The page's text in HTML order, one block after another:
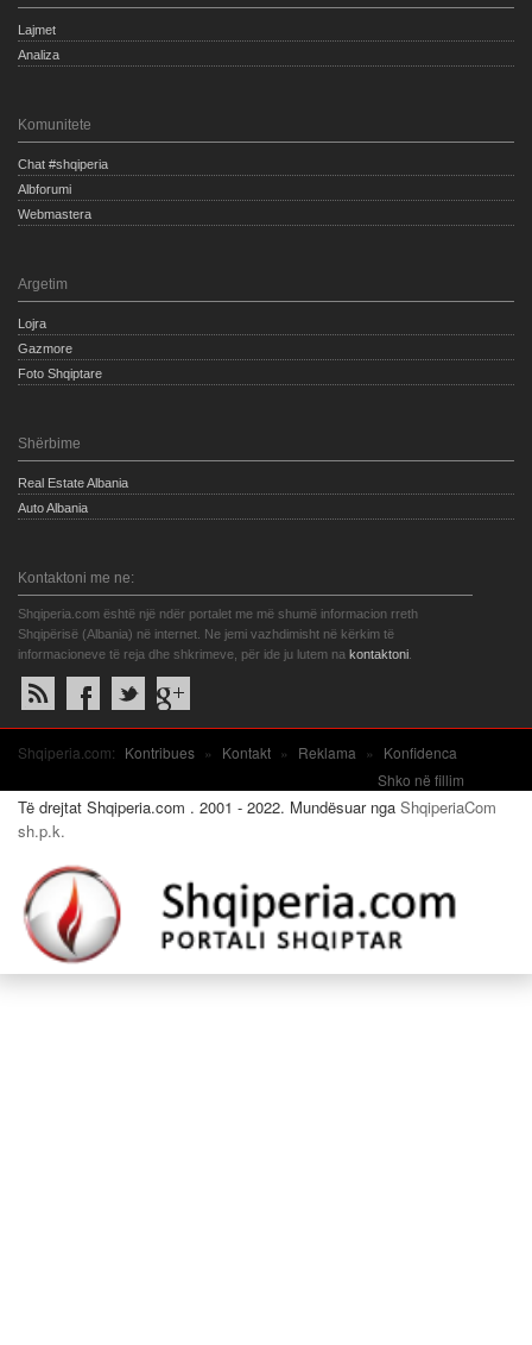
Lajmet
Analiza
Komunitete
Chat #shqiperia
Albforumi
Webmastera
Argetim
Lojra
Gazmore
Foto Shqiptare
Shërbime
Real Estate Albania
Auto Albania
Kontaktoni me ne:
Shqiperia.com është një ndër portalet me më shumë informacion rreth
Shqipërisë (Albania) në internet. Ne jemi vazhdimisht në kërkim të
informacioneve të reja dhe shkrimeve, për ide ju lutem na kontaktoni
Shqiperia.com: Kontribues » Kontakt » Reklama »
Konfidenca
Shko në fillim
Të drejtat Shqiperia.com . 2001 - 2022. Mundësuar nga ShqiperiaCom
sh.p.k.